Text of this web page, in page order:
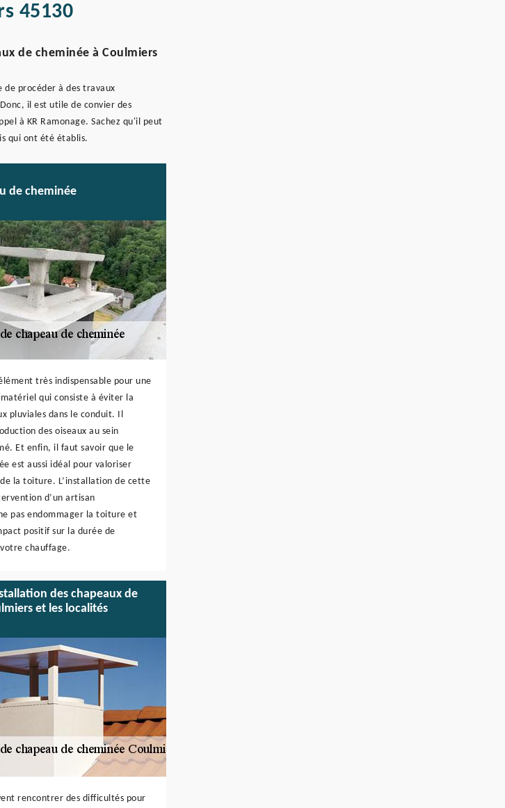
45130
de cheminée à Coulmiers
de procéder à des travaux
il est utile de convier des
à KR Ramonage. Sachez qu'il peut
qui ont été établis.
de cheminée
très indispensable pour une
matériel qui consiste à éviter la
pluviales dans le conduit. Il
des oiseaux au sein
Et enfin, il faut savoir que le
est aussi idéal pour valoriser
de la toiture. L’installation de cette
d’un artisan
pas endommager la toiture et
positif sur la durée de
chauffage.
des chapeaux de
et les localités
rencontrer des difficultés pour